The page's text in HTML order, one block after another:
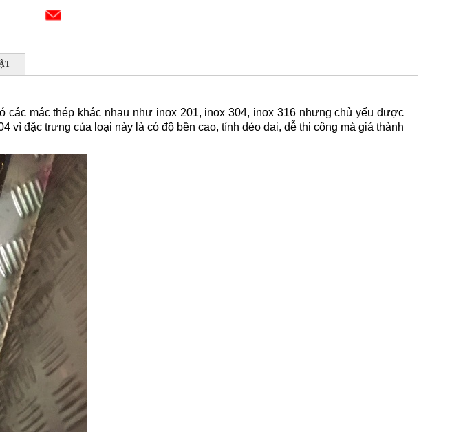
các mác thép khác nhau như inox 201, inox 304, inox 316 nhưng chủ yếu được
vì đặc trưng của loại này là có độ bền cao, tính dẻo dai, dễ thi công mà giá thành